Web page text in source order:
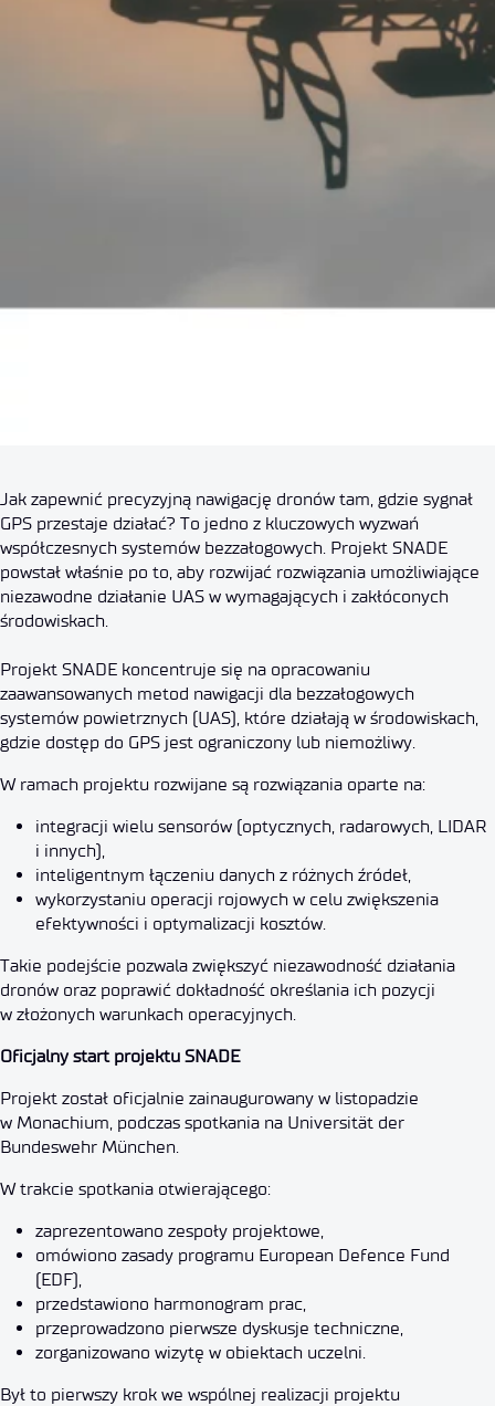
Jak zapewnić precyzyjną nawigację dronów tam, gdzie sygnał
GPS przestaje działać? To jedno z kluczowych wyzwań
współczesnych systemów bezzałogowych. Projekt SNADE
powstał właśnie po to, aby rozwijać rozwiązania umożliwiające
niezawodne działanie UAS w wymagających i zakłóconych
środowiskach.
Projekt SNADE koncentruje się na opracowaniu
zaawansowanych metod nawigacji dla bezzałogowych
systemów powietrznych (UAS), które działają w środowiskach,
gdzie dostęp do GPS jest ograniczony lub niemożliwy.
W ramach projektu rozwijane są rozwiązania oparte na:
integracji wielu sensorów (optycznych, radarowych, LIDAR
i innych),
inteligentnym łączeniu danych z różnych źródeł,
wykorzystaniu operacji rojowych w celu zwiększenia
efektywności i optymalizacji kosztów.
Takie podejście pozwala zwiększyć niezawodność działania
dronów oraz poprawić dokładność określania ich pozycji
w złożonych warunkach operacyjnych.
Oficjalny start projektu SNADE
Projekt został oficjalnie zainaugurowany w listopadzie
w Monachium, podczas spotkania na Universität der
Bundeswehr München.
W trakcie spotkania otwierającego:
zaprezentowano zespoły projektowe,
omówiono zasady programu European Defence Fund
(EDF),
przedstawiono harmonogram prac,
przeprowadzono pierwsze dyskusje techniczne,
zorganizowano wizytę w obiektach uczelni.
Był to pierwszy krok we wspólnej realizacji projektu